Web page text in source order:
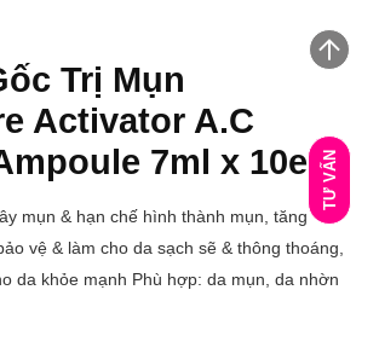
Trị Mụn
Activator A.C
7ml x 10ea
mụn & hạn chế hình thành mụn, tăng
vệ & làm cho da sạch sẽ & thông thoáng,
da khỏe mạnh Phù hợp: da mụn, da nhờn
TƯ VẤN